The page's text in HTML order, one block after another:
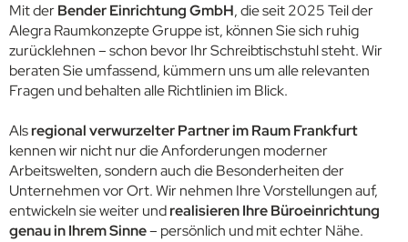
Mit derBender Einrichtung GmbH, die seit 2025 Teil der
Alegra Raumkonzepte Gruppe ist, können Sie sich ruhig
zurücklehnen – schon bevor Ihr Schreibtischstuhl steht. Wir
beraten Sie umfassend, kümmern uns um alle relevanten
Fragen und behalten alle Richtlinien im Blick.
Alsregional verwurzelter Partner im Raum Frankfurt
kennen wir nicht nur die Anforderungen moderner
Arbeitswelten, sondern auch die Besonderheiten der
Unternehmen vor Ort. Wir nehmen Ihre Vorstellungen auf,
entwickeln sie weiter undrealisieren Ihre Büroeinrichtung
genau in Ihrem Sinne– persönlich und mit echter Nähe.